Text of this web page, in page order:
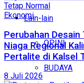
Lain-lain
OPINI
BUDAYA
Ekonomi
Perubahan
Niaga Regional
Pertalite di Kalsel
8 Juli 2026